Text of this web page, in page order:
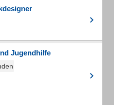
Jugendhilfe